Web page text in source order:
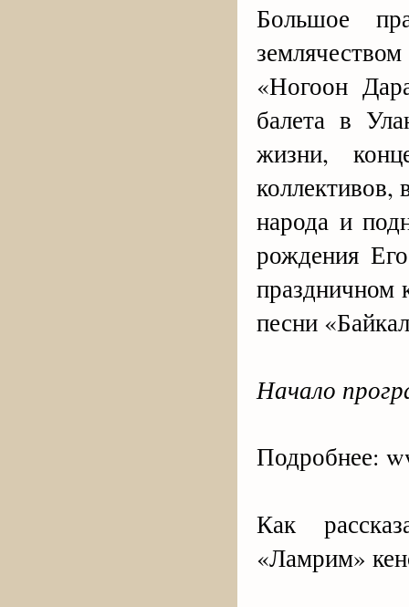
Большое
«Ногоон
балета в
жизни,
коллективов,
народа и
рождения
праздничном
песни
Начало
Подробнее:
Как
«Ламрим»